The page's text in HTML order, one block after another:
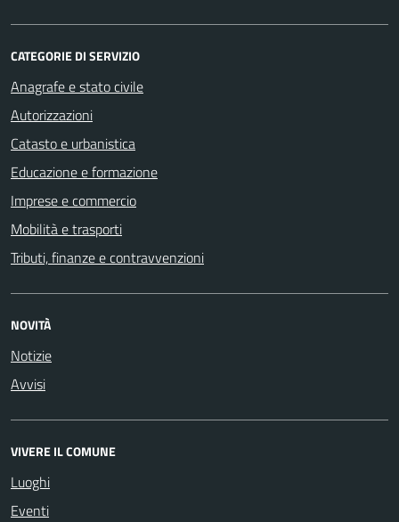
CATEGORIE DI SERVIZIO
Anagrafe e stato civile
Autorizzazioni
Catasto e urbanistica
Educazione e formazione
Imprese e commercio
Mobilità e trasporti
Tributi, finanze e contravvenzioni
NOVITÀ
Notizie
Avvisi
VIVERE IL COMUNE
Luoghi
Eventi